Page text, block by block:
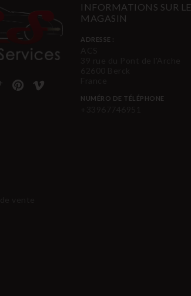
INFORMATIONS SUR LE
MAGASIN
ADRESSE :
NUMÉRO DE TÉLÉPHONE